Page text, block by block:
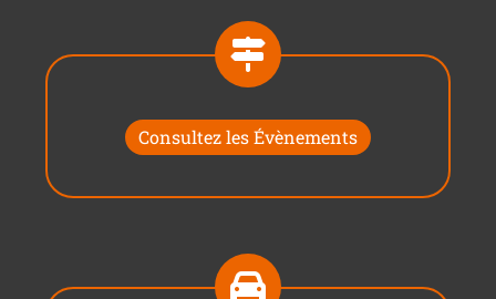
Consultez les Évènements